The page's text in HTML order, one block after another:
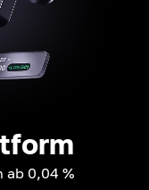
ab 0,04 %